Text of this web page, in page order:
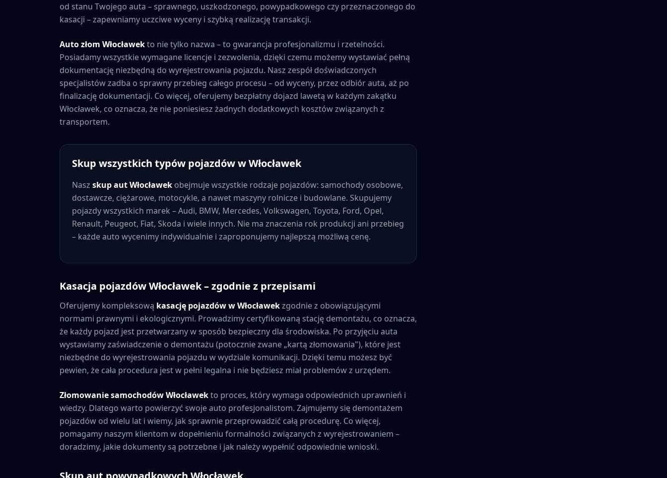
od stanu Twojego auta – sprawnego, uszkodzonego, powypadkowego czy przeznaczonego do
kasacji – zapewniamy uczciwe wyceny i szybką realizację transakcji.
Auto złom Włocławekto nie tylko nazwa – to gwarancja profesjonalizmu i rzetelności.
Posiadamy wszystkie wymagane licencje i zezwolenia, dzięki czemu możemy wystawiać pełną
dokumentację niezbędną do wyrejestrowania pojazdu. Nasz zespół doświadczonych
specjalistów zadba o sprawny przebieg całego procesu – od wyceny, przez odbiór auta, aż po
finalizację dokumentacji. Co więcej, oferujemy bezpłatny dojazd lawetą w każdym zakątku
Włocławek, co oznacza, że nie poniesiesz żadnych dodatkowych kosztów związanych z
transportem.
Skup wszystkich typów pojazdów wWłocławek
Nasz skup autWłocławek obejmuje wszystkie rodzaje pojazdów: samochody osobowe,
dostawcze, ciężarowe, motocykle, a nawet maszyny rolnicze i budowlane. Skupujemy
pojazdy wszystkich marek – Audi, BMW, Mercedes, Volkswagen, Toyota, Ford, Opel,
Renault, Peugeot, Fiat, Skoda i wiele innych. Nie ma znaczenia rok produkcji ani przebieg
– każde auto wycenimy indywidualnie i zaproponujemy najlepszą możliwą cenę.
Kasacja pojazdówWłocławek– zgodnie z przepisami
Oferujemy kompleksową kasację pojazdów wWłocławekzgodnie z obowiązującymi
normami prawnymi i ekologicznymi. Prowadzimy certyfikowaną stację demontażu, co oznacza,
że każdy pojazd jest przetwarzany w sposób bezpieczny dla środowiska. Po przyjęciu auta
wystawiamy zaświadczenie o demontażu (potocznie zwane „kartą złomowania"), które jest
niezbędne do wyrejestrowania pojazdu w wydziale komunikacji. Dzięki temu możesz być
pewien, że cała procedura jest w pełni legalna i nie będziesz miał problemów z urzędem.
Złomowanie samochodówWłocławekto proces, który wymaga odpowiednich uprawnień i
wiedzy. Dlatego warto powierzyć swoje auto profesjonalistom. Zajmujemy się demontażem
pojazdów od wielu lat i wiemy, jak sprawnie przeprowadzić całą procedurę. Co więcej,
pomagamy naszym klientom w dopełnieniu formalności związanych z wyrejestrowaniem –
doradzimy, jakie dokumenty są potrzebne i jak należy wypełnić odpowiednie wnioski.